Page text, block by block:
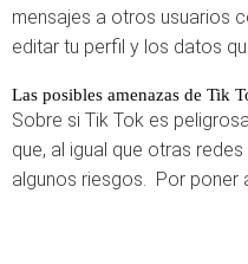
mensajes a otros usuarios
editar tu perfil y los datos
Las posibles amenazas de Tik
Sobre si Tik Tok es
que, al igual que otras
algunos riesgos. Por poner